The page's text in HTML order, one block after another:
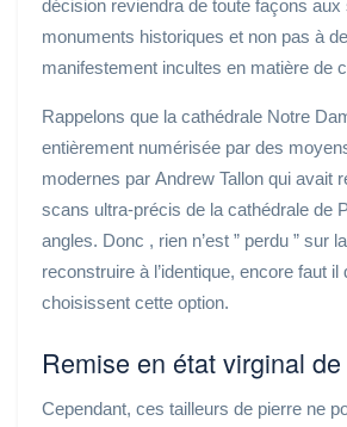
décision reviendra de toute façons
monuments historiques et non pas à
manifestement incultes en matière de
Rappelons que la cathédrale Notre
entièrement numérisée par des
modernes par Andrew Tallon qui avait
scans ultra-précis de la cathédrale de
angles. Donc , rien n’est ” perdu ” sur
reconstruire à l’identique, encore faut
choisissent cette option.
Remise en état virginal
Cependant, ces tailleurs de pierre ne